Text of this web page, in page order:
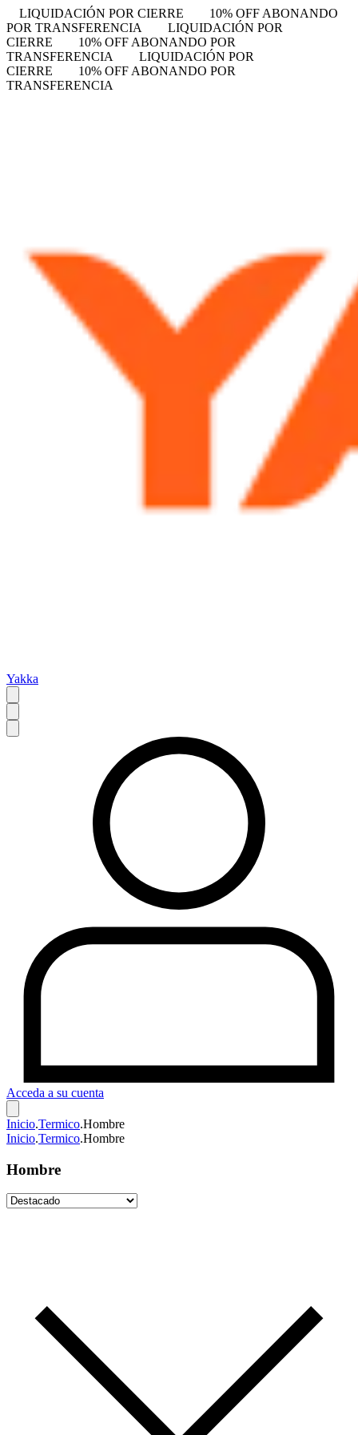
LIQUIDACIÓN POR CIERRE
10% OFF ABONANDO
POR TRANSFERENCIA
LIQUIDACIÓN POR
CIERRE
10% OFF ABONANDO POR
TRANSFERENCIA
LIQUIDACIÓN POR
CIERRE
10% OFF ABONANDO POR
TRANSFERENCIA
Yakka
Acceda a su cuenta
Inicio.Termico.Hombre
Inicio.Termico.Hombre
Hombre